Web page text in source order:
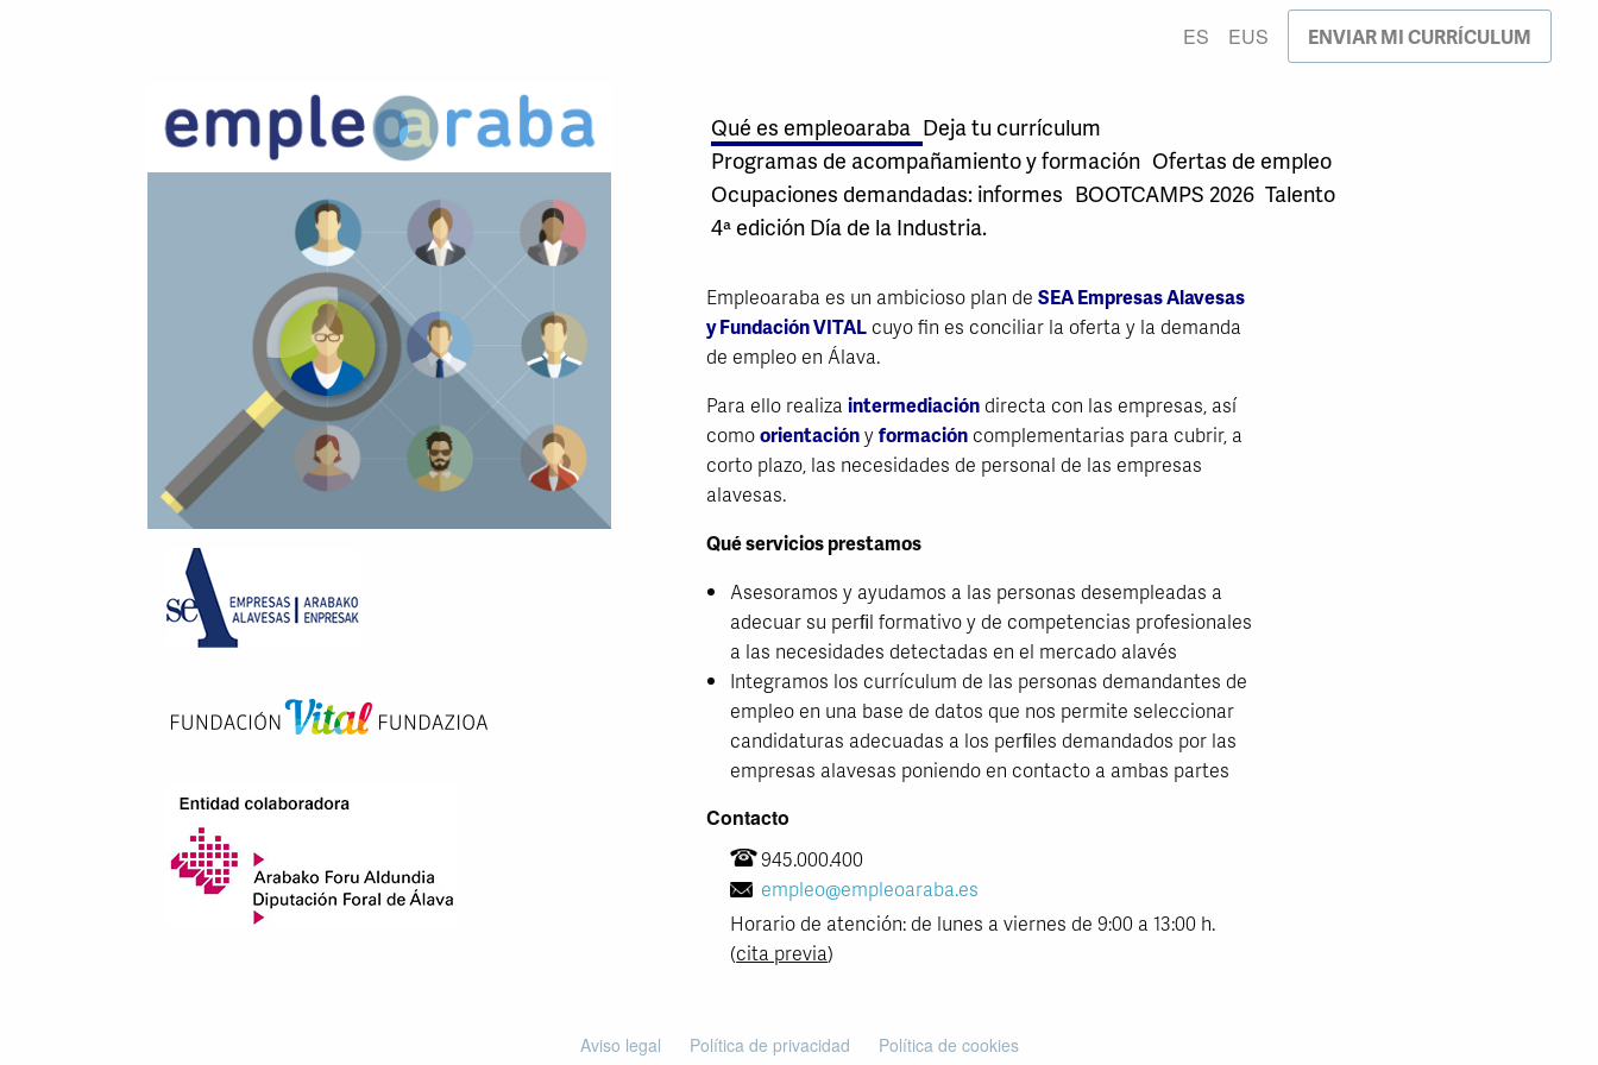
ES EUS ENVIAR MI CURRÍCULUM
Qué es empleoaraba Deja tu currículum
Programas de acompañamiento y formación Ofertas de empleo
Ocupaciones demandadas: informes BOOTCAMPS 2026 Talento
4ª edición Día de la Industria.
Empleoaraba es un ambicioso plan deSEA Empresas Alavesas
y Fundación VITALcuyo fin es conciliar la oferta y la demanda
de empleo en Álava.
Para ello realizaintermediacióndirecta con las empresas, así
comoorientaciónyformacióncomplementarias para cubrir, a
corto plazo, las necesidades de personal de las empresas
alavesas.
Qué servicios prestamos
Asesoramos y ayudamos a las personas desempleadas a
adecuar su perﬁl formativo y de competencias profesionales
a las necesidades detectadas en el mercado alavés
Integramos los currículum de las personas demandantes de
empleo en una base de datos que nos permite seleccionar
candidaturas adecuadas a los perﬁles demandados por las
empresas alavesas poniendo en contacto a ambas partes
Contacto
945.000.400
empleo@empleoaraba.es
Horario de atención: de lunes a viernes de 9:00 a 13:00 h.
(cita previa)
Aviso legal Política de privacidad Política de cookies